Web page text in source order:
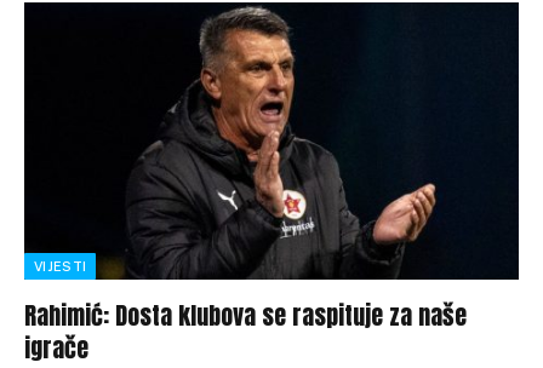
VIJESTI
Rahimić: Dosta klubova se raspituje za naše
igrače